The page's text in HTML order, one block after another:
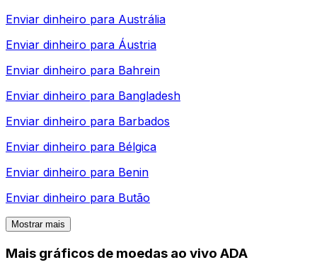
Enviar dinheiro para Austrália
Enviar dinheiro para Áustria
Enviar dinheiro para Bahrein
Enviar dinheiro para Bangladesh
Enviar dinheiro para Barbados
Enviar dinheiro para Bélgica
Enviar dinheiro para Benin
Enviar dinheiro para Butão
Mostrar mais
Mais gráficos de moedas ao vivo ADA